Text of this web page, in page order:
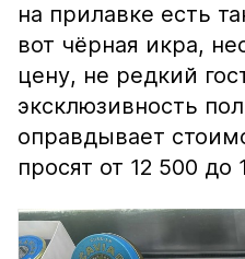
на прилавке есть
вот чёрная икра,
цену, не редкий
эксклюзивность
оправдывает
просят от 12 500 до